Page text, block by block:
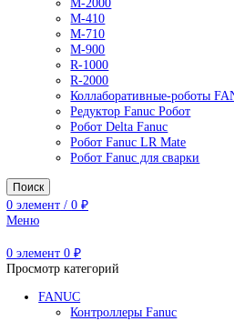
Роботы Epson
Роботы FANUC
M-10
M-20
M-2000
M-410
R-1000
Редуктор Fanuc Робот
Робот Delta Fanuc
Робот Fanuc LR Mate
Робот Fanuc для сварки